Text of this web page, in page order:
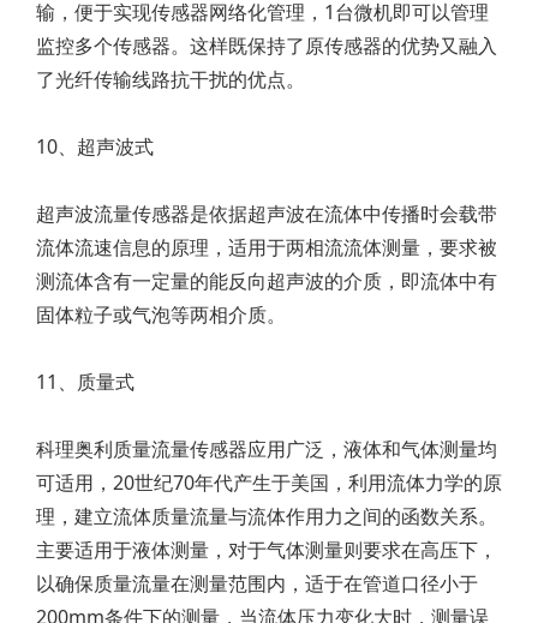
输，便于实现传感器网络化管理，1台微机即可以管理
监控多个传感器。这样既保持了原传感器的优势又融入
了光纤传输线路抗干扰的优点。
10、超声波式
超声波流量传感器是依据超声波在流体中传播时会载带
流体流速信息的原理，适用于两相流流体测量，要求被
测流体含有一定量的能反向超声波的介质，即流体中有
固体粒子或气泡等两相介质。
11、质量式
科理奥利质量流量传感器应用广泛，液体和气体测量均
可适用，20世纪70年代产生于美国，利用流体力学的原
理，建立流体质量流量与流体作用力之间的函数关系。
主要适用于液体测量，对于气体测量则要求在高压下，
以确保质量流量在测量范围内，适于在管道口径小于
200mm条件下的测量，当流体压力变化大时，测量误